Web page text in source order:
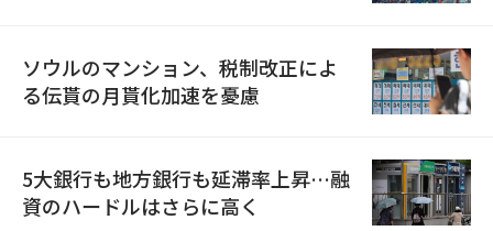
ソウルのマンション、税制改正によ
る伝貰の月貰化加速を憂慮
5大銀行も地方銀行も延滞率上昇…融
資のハードルはさらに高く